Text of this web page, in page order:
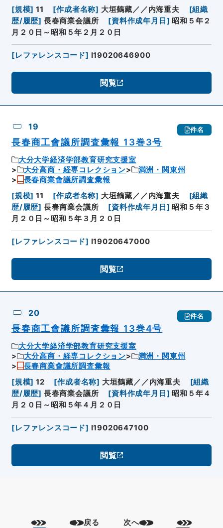
[規模] 11 [作成者名称] 大垣鶴藏／／内海重夫 [組織
歴/履歴] 長春商業会議所 [資料作成年月日 ] 昭和５年２
月２０日～昭和５年２月２０日
[レファレンスコード] I19020646900
閲覧
19 件名
長春商工會議所調査彙報 13巻3号
大分大学経済学部教育研究支援室
大分高商・経専コレクション
満洲・関東州
長春商業會議所調査彙報
[規模] 11 [作成者名称] 大垣鶴藏／／内海重夫 [組織
歴/履歴] 長春商業会議所 [資料作成年月日 ] 昭和５年３
月２０日～昭和５年３月２０日
[レファレンスコード] I19020647000
閲覧
20 件名
長春商工會議所調査彙報 13巻4号
大分大学経済学部教育研究支援室
大分高商・経専コレクション
満洲・関東州
長春商業會議所調査彙報
[規模] 12 [作成者名称] 大垣鶴藏／／内海重夫 [組織
歴/履歴] 長春商業会議所 [資料作成年月日 ] 昭和５年４
月２０日～昭和５年４月２０日
[レファレンスコード] I19020647100
閲覧
戻る 次へ